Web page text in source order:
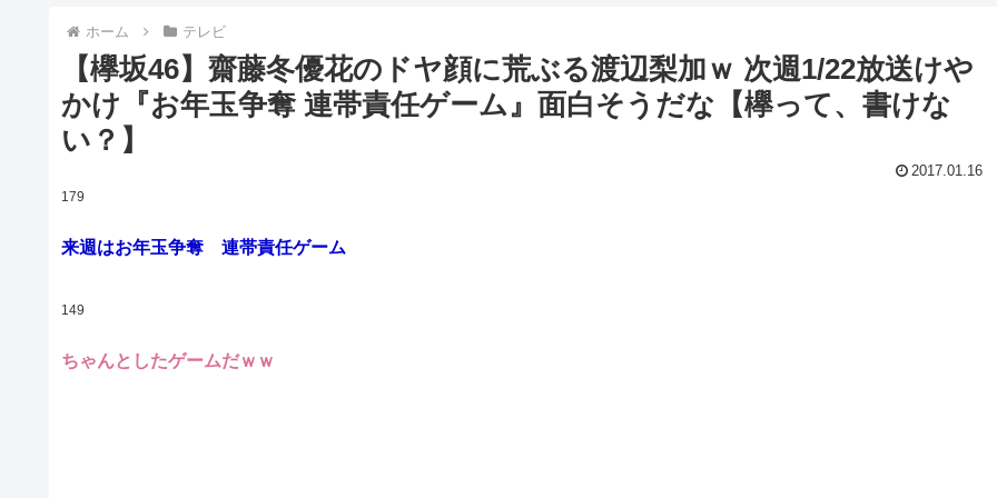
ホーム テレビ
【欅坂46】齋藤冬優花のドヤ顔に荒ぶる渡辺梨加ｗ 次週1/22放送けや
かけ『お年玉争奪 連帯責任ゲーム』面白そうだな【欅って、書けな
い？】
2017.01.16
179
来週はお年玉争奪 連帯責任ゲーム
149
ちゃんとしたゲームだｗｗ